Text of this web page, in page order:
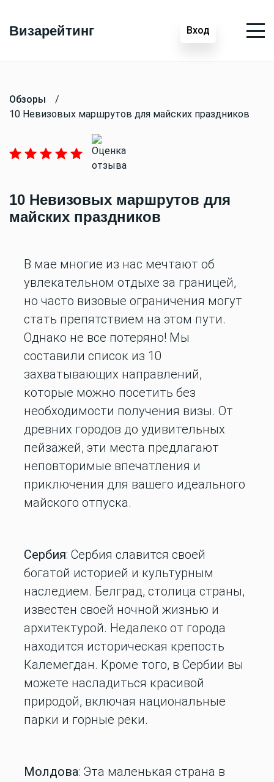
Визарейтинг Вход
Обзоры
/
10 Невизовых маршрутов для майских праздников
10 Невизовых маршрутов для
майских праздников
В мае многие из нас мечтают об
увлекательном отдыхе за границей,
но часто визовые ограничения могут
стать препятствием на этом пути.
Однако не все потеряно! Мы
составили список из 10
захватывающих направлений,
которые можно посетить без
необходимости получения визы. От
древних городов до удивительных
пейзажей, эти места предлагают
неповторимые впечатления и
приключения для вашего идеального
майского отпуска.
Сербия: Сербия славится своей
богатой историей и культурным
наследием. Белград, столица страны,
известен своей ночной жизнью и
архитектурой. Недалеко от города
находится историческая крепость
Калемегдан. Кроме того, в Сербии вы
можете насладиться красивой
природой, включая национальные
парки и горные реки.
Молдова: Эта маленькая страна в